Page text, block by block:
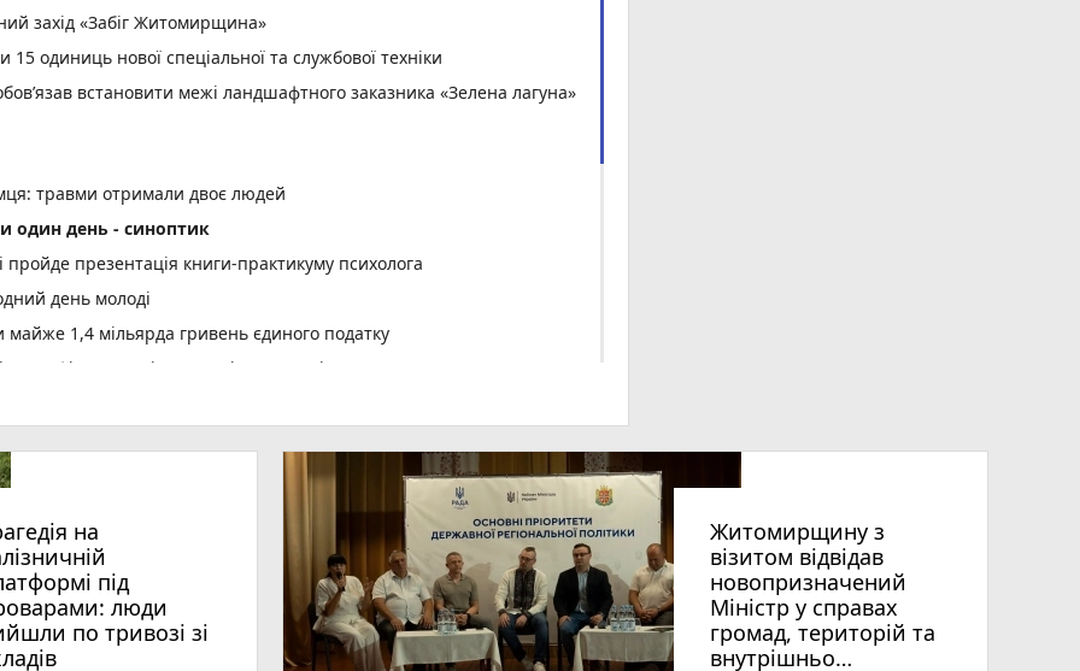
захід «Забіг Житомирщина»
одиниць нової спеціальної та службової техніки
встановити межі ландшафтного заказника «Зелена лагуна»
травми отримали двоє людей
один день - синоптик
презентація книги-практикуму психолога
день молоді
1,4 мільярда гривень єдиного податку
за міжнародні спортивні перемоги
пам’яті»
люди вийшли по тривозі зі складів
валізці
– учасника злочинної групи, яка збувала незаконно
нарколабораторії зі Звягельщини засуджено до 7
на
під
люди
по тривозі зі
Житомирщину з
візитом відвідав
новопризначений
Міністр у справах
громад, територій та
внутрішньо